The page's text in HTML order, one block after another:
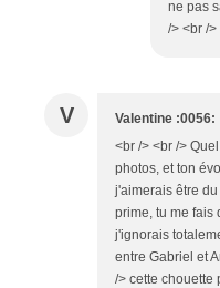
ne pas
/> <br />
V Valentine :0056:
<br /> <br />
photos, et ton
j'aimerais être du
prime, tu me fais
j'ignorais
entre Gabriel et
/> cette chouette